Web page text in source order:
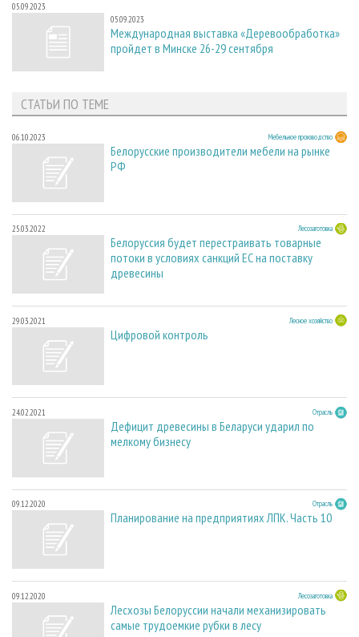
05.09.2023
05.09.2023
Международная выставка «Деревообработка»
пройдет в Минске 26-29 сентября
СТАТЬИ ПО ТЕМЕ
06.10.2023 Мебельное производство
Белорусские производители мебели на рынке
РФ
25.03.2022 Лесозаготовка
Белоруссия будет перестраивать товарные
потоки в условиях санкций ЕС на поставку
древесины
29.03.2021 Лесное хозяйство
Цифровой контроль
24.02.2021 Отрасль
Дефицит древесины в Беларуси ударил по
мелкому бизнесу
09.12.2020 Отрасль
Планирование на предприятиях ЛПК. Часть 10
09.12.2020 Лесозаготовка
Лесхозы Белоруссии начали механизировать
самые трудоемкие рубки в лесу